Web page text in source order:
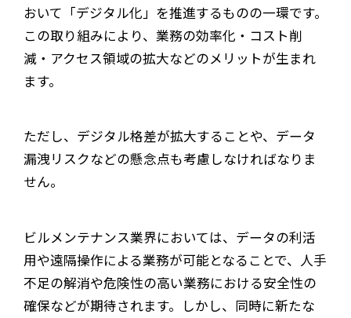
おいて「デジタル化」を推進するものの一環です。
この取り組みにより、業務の効率化・コスト削
減・アクセス領域の拡大などのメリットが生まれ
ます。
ただし、デジタル格差が拡大することや、データ
漏洩リスクなどの懸念点も考慮しなければなりま
せん。
ビルメンテナンス業界においては、データの利活
用や遠隔操作による業務が可能となることで、人手
不足の解消や危険性の高い業務における安全性の
確保などが期待されます。しかし、同時に新たな